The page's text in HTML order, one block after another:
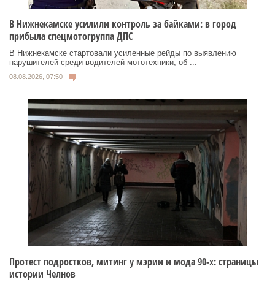
В Нижнекамске усилили контроль за байками: в город
прибыла спецмотогруппа ДПС
В Нижнекамске стартовали усиленные рейды по выявлению
нарушителей среди водителей мототехники, об ...
08.08.2026, 07:50
Протест подростков, митинг у мэрии и мода 90-х: страницы
истории Челнов